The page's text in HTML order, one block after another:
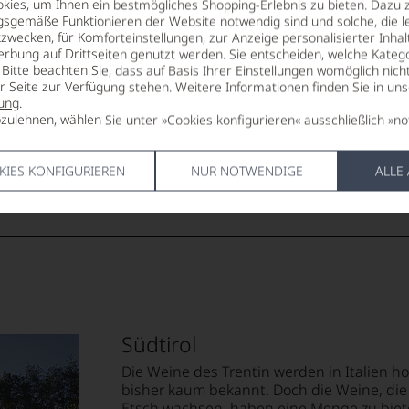
um Ihnen ein bestmögliches Shopping-Erlebnis zu bieten. Dazu
Funktionieren der Website notwendig sind und solche, die
für Komforteinstellungen, zur Anzeige personalisierter
auf Drittseiten genutzt werden. Sie entscheiden, welche
beachten Sie, dass auf Basis Ihrer Einstellungen womöglich
Seite zur Verfügung stehen. Weitere Informationen finden Sie in
.
wählen Sie unter »Cookies konfigurieren« ausschließlich
KONFIGURIEREN NUR NOTWENDIGE ALLE
Punkte:
14 % Vol.
RESTSÜSSE
1 g/L
SÄUREGEHALT
6,4 g/L
LAGERPOTENTIAL
2028
DIAM
enthält
Weingut
Girlan/
Südtirol
Die Weine des Trentin werden in Italien
bisher kaum bekannt. Doch die Weine,